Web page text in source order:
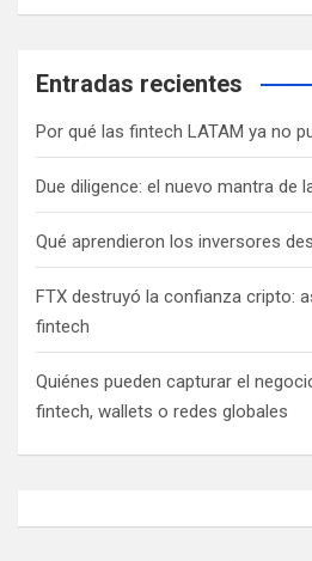
ó
Entradas recientes
Por qué las fintech LATAM ya no
Due diligence: el nuevo mantra de
Qué aprendieron los inversores
FTX destruyó la confianza cripto:
fintech
Quiénes pueden capturar el
fintech, wallets o redes globales